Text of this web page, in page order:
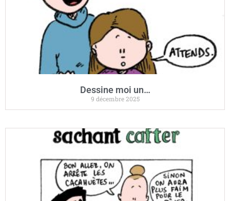
Dessine moi un…
9 décembre 2025